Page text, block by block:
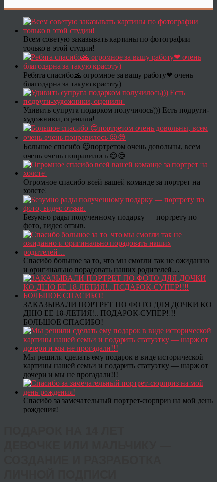
Всем советую заказывать картины по фотографии
только в этой студии!
Ребята спасибо🙏 огромное за вашу работу❤ очень
благодарна за такую красоту)
Удивить супруга подарком получилось))) Есть подруги-
художники, оценили!
Большое спасибо 😍портретом очень довольны, всем
очень очень понравилось 😍😍
Огромное спасибо всей вашей команде за портрет на
холсте!
Безумно рады полученному подарку — портрету по
фото, видео отзыв.
Спасибо большое за то, что мы смогли так не ожиданно
и оригинально порадовать наших родителей…
ЗАКАЗЫВАЛИ ПОРТРЕТ ПО ФОТО ДЛЯ ДОЧКИ КО
ДНЮ ЕЕ 18-ЛЕТИЯ!.. ПОДАРОК-СУПЕР!!!!
БОЛЬШОЕ СПАСИБО!
Мы решили сделать ему подарок в виде исторической
картины нашей семьи и подарить статуэтку — шарж от
дочери и мы не прогадали!!!
Спасибо за замечательный портрет-сюрприз на мой день
рождения!